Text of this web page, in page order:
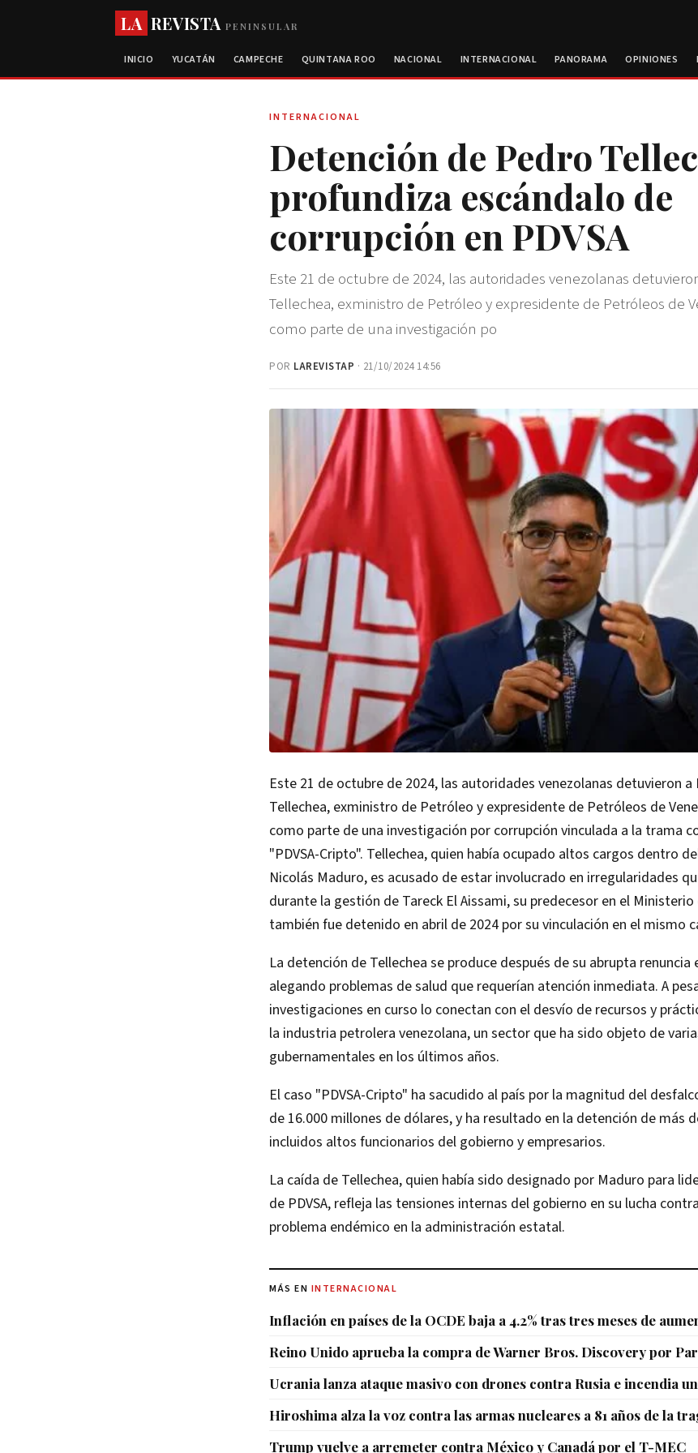
LA REVISTAPENINSULAR
INICIO YUCATÁN CAMPECHE QUINTANA ROO NACIONAL INTERNACIONAL PANORAMA OPINIONES
INTERNACIONAL
Detención de Pedro
profundiza escándalo de
corrupción en PDVSA
Este 21 de octubre de 2024, las autoridades venezolanas
Tellechea, exministro de Petróleo y expresidente de Petróleos de
como parte de una investigación po
POR LAREVISTAP · 21/10/2024 14:56
Este 21 de octubre de 2024, las autoridades venezolanas detuvieron a
Tellechea, exministro de Petróleo y expresidente de Petróleos de
como parte de una investigación por corrupción vinculada a la trama
"PDVSA-Cripto". Tellechea, quien había ocupado altos cargos dentro
Nicolás Maduro, es acusado de estar involucrado en irregularidades
durante la gestión de Tareck El Aissami, su predecesor en el
también fue detenido en abril de 2024 por su vinculación en el mismo
La detención de Tellechea se produce después de su abrupta renuncia
alegando problemas de salud que requerían atención inmediata. A
investigaciones en curso lo conectan con el desvío de recursos y
la industria petrolera venezolana, un sector que ha sido objeto de
gubernamentales en los últimos años.​
El caso "PDVSA-Cripto" ha sacudido al país por la magnitud del
de 16.000 millones de dólares, y ha resultado en la detención de más
incluidos altos funcionarios del gobierno y empresarios​.
La caída de Tellechea, quien había sido designado por Maduro para
de PDVSA, refleja las tensiones internas del gobierno en su lucha
problema endémico en la administración estatal.
MÁS EN INTERNACIONAL
Inflación en países de la OCDE baja a 4.2% tras tres meses de
Reino Unido aprueba la compra de Warner Bros. Discovery por
Ucrania lanza ataque masivo con drones contra Rusia e incendia
Hiroshima alza la voz contra las armas nucleares a 81 años de la
Trump vuelve a arremeter contra México y Canadá por el T-MEC